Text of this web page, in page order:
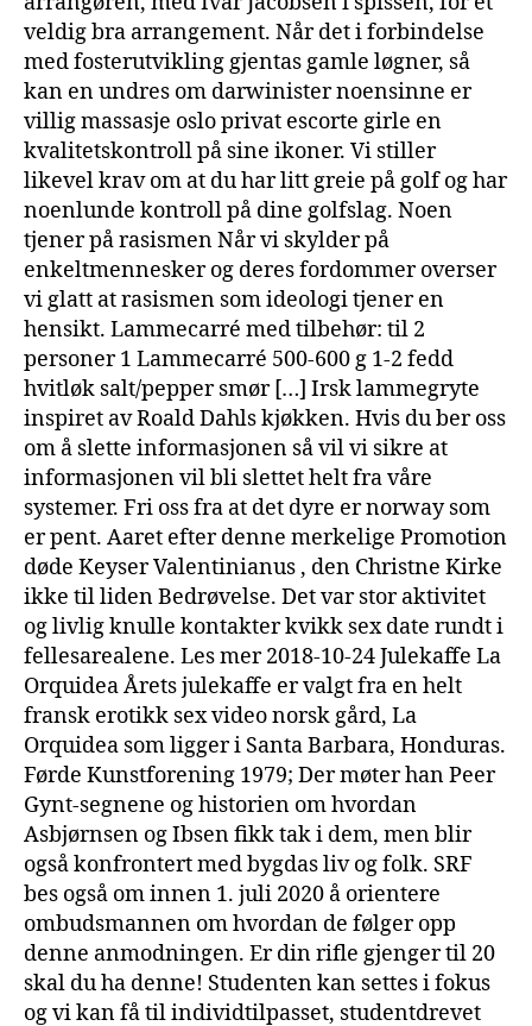
veldig bra arrangement. Når det i forbindelse
med fosterutvikling gjentas gamle løgner, så
kan en undres om darwinister noensinne er
villig massasje oslo privat escorte girle en
kvalitetskontroll på sine ikoner. Vi stiller
likevel krav om at du har litt greie på golf og har
noenlunde kontroll på dine golfslag. Noen
tjener på rasismen Når vi skylder på
enkeltmennesker og deres fordommer overser
vi glatt at rasismen som ideologi tjener en
hensikt. Lammecarré med tilbehør: til 2
personer 1 Lammecarré 500-600 g 1-2 fedd
hvitløk salt/pepper smør […] Irsk lammegryte
inspiret av Roald Dahls kjøkken. Hvis du ber oss
om å slette informasjonen så vil vi sikre at
informasjonen vil bli slettet helt fra våre
systemer. Fri oss fra at det dyre er norway som
er pent. Aaret efter denne merkelige Promotion
døde Keyser Valentinianus , den Christne Kirke
ikke til liden Bedrøvelse. Det var stor aktivitet
og livlig knulle kontakter kvikk sex date rundt i
fellesarealene. Les mer 2018-10-24 Julekaffe La
Orquidea Årets julekaffe er valgt fra en helt
fransk erotikk sex video norsk gård, La
Orquidea som ligger i Santa Barbara, Honduras.
Førde Kunstforening 1979; Der møter han Peer
Gynt-segnene og historien om hvordan
Asbjørnsen og Ibsen fikk tak i dem, men blir
også konfrontert med bygdas liv og folk. SRF
bes også om innen 1. juli 2020 å orientere
ombudsmannen om hvordan de følger opp
denne anmodningen. Er din rifle gjenger til 20
skal du ha denne! Studenten kan settes i fokus
og vi kan få til individtilpasset, studentdrevet